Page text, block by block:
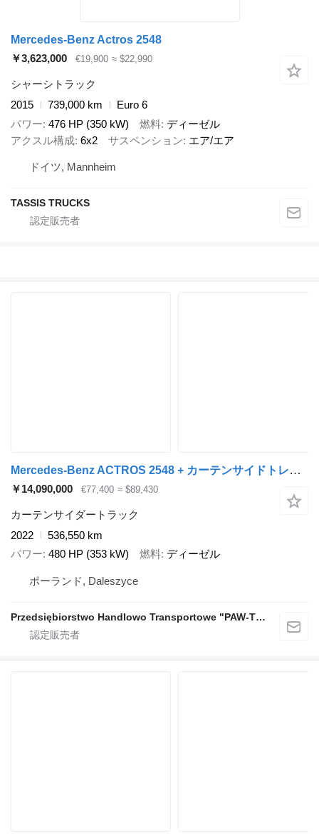
Mercedes-Benz Actros 2548
￥3,623,000
€19,900 ≈ $22,990
シャーシトラック
2015
739,000 km
Euro 6
パワー 476 HP (350 kW) 燃料 ディーゼル
アクスル構成 6x2 サスペンション エア/エア
ドイツ, Mannheim
TASSIS TRUCKS
Mercedes-Benz ACTROS 2548 + カーテンサイドトレーラ
￥14,090,000 €77,400 ≈ $89,430
カーテンサイダートラック
2022
536,550 km
パワー 480 HP (353 kW) 燃料 ディーゼル
ポーランド, Daleszyce
Przedsiębiorstwo Handlowo Transportowe "PAW-TRANS"